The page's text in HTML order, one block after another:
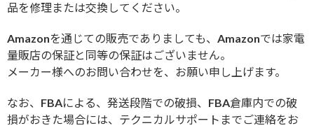
品を修理または交換してください。
Amazonを通じての販売でありましても、Amazonでは家電
量販店の保証と同等の保証はございません。
メーカー様へのお問い合わせを、お願い申し上げます。
なお、FBAによる、発送段階での破損、FBA倉庫内での破
損がおきた場合には、テクニカルサポートまでご連絡をお